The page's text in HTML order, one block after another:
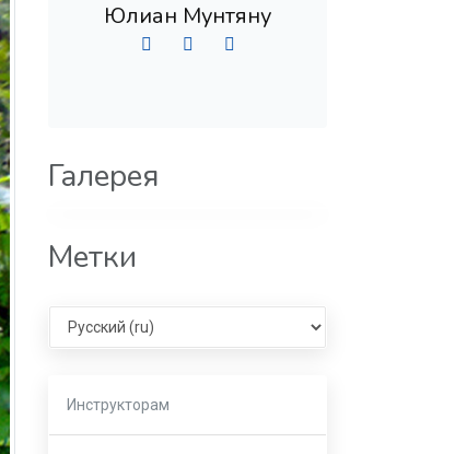
Юлиан Мунтяну
Галерея
Метки
Select language
Инструкторам